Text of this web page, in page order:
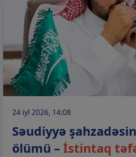
24 iyl 2026, 14:08
Səudiyyə
ölümü –İstintaq